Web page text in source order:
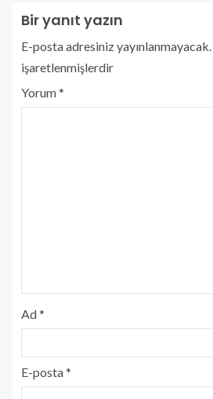
Bir yanıt yazın
E-posta adresiniz yayınlanmayacak.
işaretlenmişlerdir
Yorum*
Ad*
E-posta*